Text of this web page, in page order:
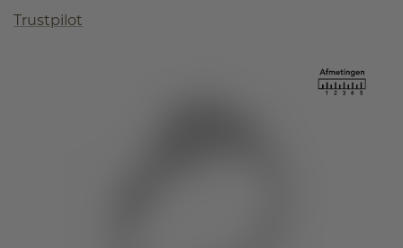
Trustpilot